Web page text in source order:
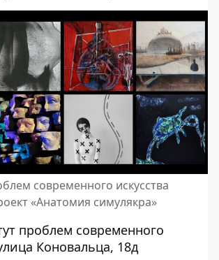
современного искусства
«Анатомия симулякра»
проблем современного
Коновальца, 18д